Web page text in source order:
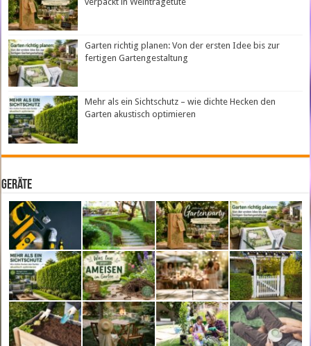
Garten richtig planen: Von der ersten Idee bis zur
fertigen Gartengestaltung
Mehr als ein Sichtschutz – wie dichte Hecken den
Garten akustisch optimieren
Geräte